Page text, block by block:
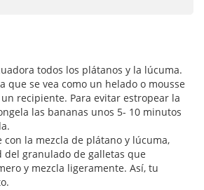
todos los plátanos y la lúcuma.
que se vea como un helado o mousse
un recipiente. Para evitar estropear la
las bananas unos 5- 10 minutos
con la mezcla de plátano y lúcuma,
del granulado de galletas que
y mezcla ligeramente. Así, tu